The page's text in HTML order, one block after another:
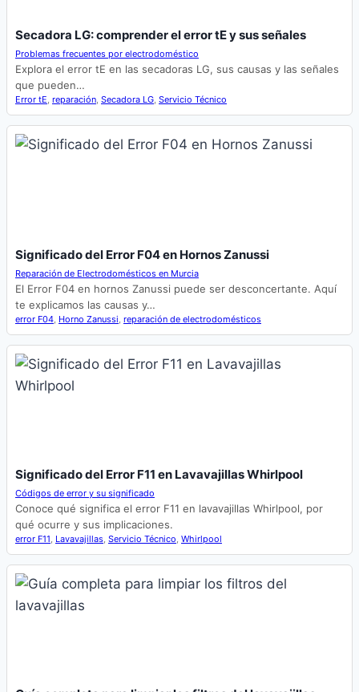
Secadora LG: comprender el error tE y sus señales
Problemas frecuentes por electrodoméstico
Explora el error tE en las secadoras LG, sus causas y las señales
que pueden…
Error tE reparación Secadora LG Servicio Técnico
Significado del Error F04 en Hornos Zanussi
Reparación de Electrodomésticos en Murcia
El Error F04 en hornos Zanussi puede ser desconcertante. Aquí
te explicamos las causas y…
error F04 Horno Zanussi reparación de electrodomésticos
Significado del Error F11 en Lavavajillas Whirlpool
Códigos de error y su significado
Conoce qué significa el error F11 en lavavajillas Whirlpool, por
qué ocurre y sus implicaciones.
error F11 Lavavajillas Servicio Técnico Whirlpool